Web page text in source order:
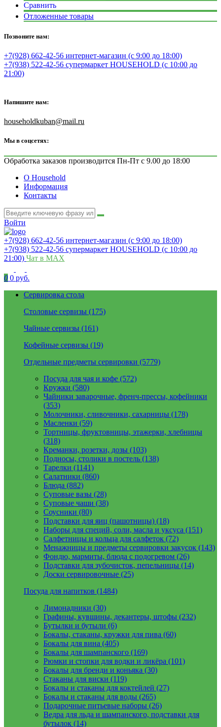
Сравнить
Отложенные товары
Позвоните нам:
+7(928) 662-42-56 интернет-магазин (с 9:00 до 18:00)
+7(938) 522-42-56 супермаркет HOUSEHOLD (с 10:00 до
21:00)
Напишите нам:
householdkuban@mail.ru
Мы в соцсетях:
Обработка заказов производится Пн-Пт с 9.00 до 18:00
О Household
Информация
Контакты
Войти
+7(928) 662-42-56 интернет-магазин (с 9:00 до 18:00)
+7(938) 522-42-56 супермаркет HOUSEHOLD (с 10:00 до
21:00) Чат в MAX
0 0 руб.
Сервировка стола
Столовые сервизы (175)
Чайные сервизы (161)
Кофейные сервизы (19)
Отдельные предметы сервировки (5779)
Посуда для чая и кофе (572)
Кружки (580)
Чайники заварочные, френч-прессы, кофейники
(353)
Молочники, сливочники, сахарницы (178)
Масленки (59)
Тортницы, фруктовницы, этажерки, хлебницы
(318)
Креманки, розетки, дозы (103)
Подносы, столики в постель (138)
Тарелки (1141)
Салатники (860)
Блюда (882)
Суповые вазы (28)
Суповые чаши (38)
Соусники (80)
Подставки для яиц (пашотницы) (18)
Наборы для специй, соли, масла и уксуса (151)
Салфетницы и кольца для салфеток (72)
Менажницы и предметы сервировки закусок (143)
Фондю, мармиты, блюда с подогревом (26)
Подставки для зубочисток, пепельницы (14)
Доски сервировочные (25)
Посуда для напитков (1484)
Лимонадники (30)
Графины, кувшины, декантеры, штофы (232)
Бутылки и бутыли (6)
Бокалы, стаканы, кружки для пива (60)
Бокалы для вина (405)
Бокалы для шампанского (169)
Рюмки и стопки для водки и ликёра (101)
Бокалы для бренди и коньяка (30)
Стаканы для виски (119)
Бокалы и стаканы для коктейлей (27)
Бокалы и стаканы для воды (265)
Подарочные питьевые наборы (26)
Ведра для льда и шампанского, подставки для
бутылок (14)